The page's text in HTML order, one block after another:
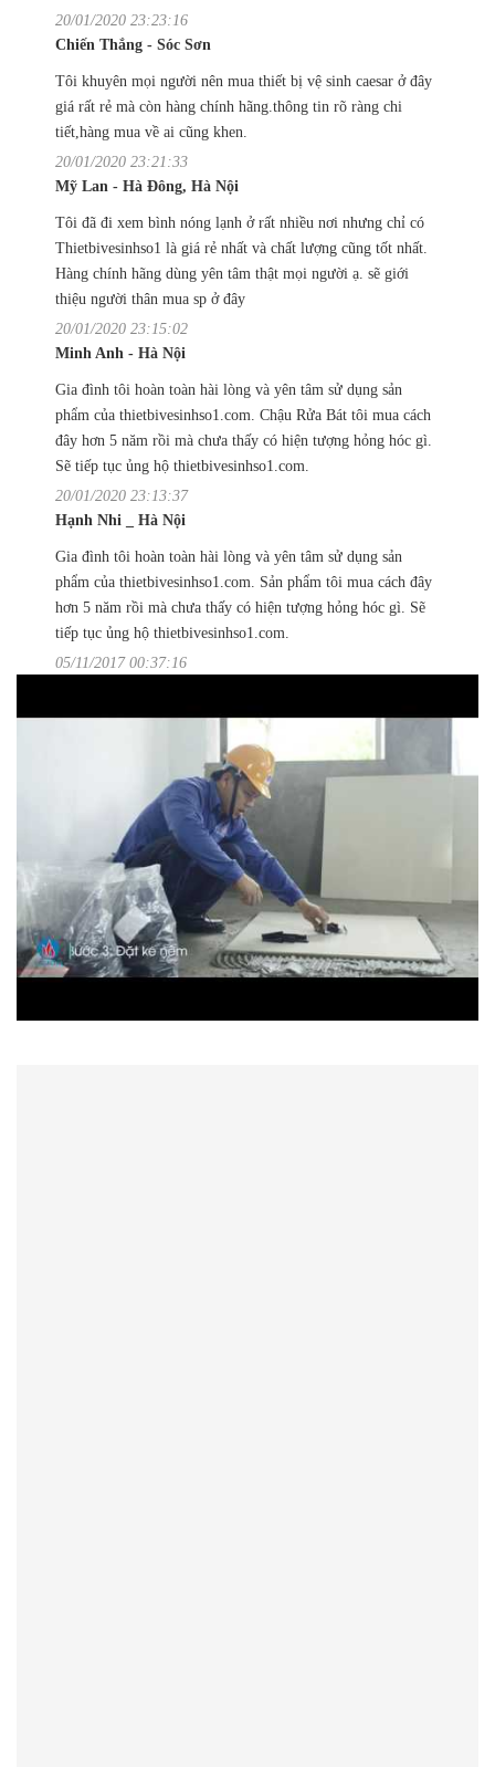
20/01/2020 23:23:16
Chiến Thắng - Sóc Sơn
Tôi khuyên mọi người nên mua thiết bị vệ sinh caesar ở đây
giá rất rẻ mà còn hàng chính hãng.thông tin rõ ràng chi
tiết,hàng mua về ai cũng khen.
20/01/2020 23:21:33
Mỹ Lan - Hà Đông, Hà Nội
Tôi đã đi xem bình nóng lạnh ở rất nhiều nơi nhưng chỉ có
Thietbivesinhso1 là giá rẻ nhất và chất lượng cũng tốt nhất.
Hàng chính hãng dùng yên tâm thật mọi người ạ. sẽ giới
thiệu người thân mua sp ở đây
20/01/2020 23:15:02
Minh Anh - Hà Nội
Gia đình tôi hoàn toàn hài lòng và yên tâm sử dụng sản
phẩm của thietbivesinhso1.com. Chậu Rửa Bát tôi mua cách
đây hơn 5 năm rồi mà chưa thấy có hiện tượng hỏng hóc gì.
Sẽ tiếp tục ủng hộ thietbivesinhso1.com.
20/01/2020 23:13:37
Hạnh Nhi _ Hà Nội
Gia đình tôi hoàn toàn hài lòng và yên tâm sử dụng sản
phẩm của thietbivesinhso1.com. Sản phẩm tôi mua cách đây
hơn 5 năm rồi mà chưa thấy có hiện tượng hỏng hóc gì. Sẽ
tiếp tục ủng hộ thietbivesinhso1.com.
05/11/2017 00:37:16